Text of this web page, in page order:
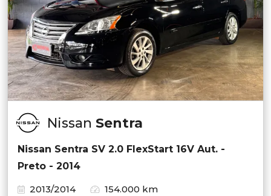
Nissan Sentra
Nissan Sentra SV 2.0 FlexStart 16V Aut. -
Preto - 2014
2013/2014
154.000 km